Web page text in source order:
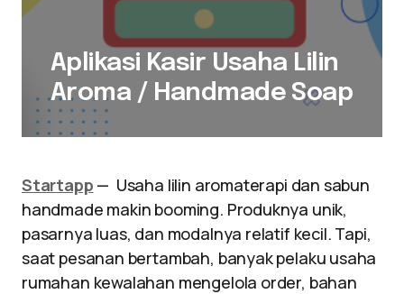
Aplikasi Kasir Usaha Lilin
Aroma / Handmade Soap
Startapp — Usaha lilin aromaterapi dan sabun
handmade makin booming. Produknya unik,
pasarnya luas, dan modalnya relatif kecil. Tapi,
saat pesanan bertambah, banyak pelaku usaha
rumahan kewalahan mengelola order, bahan